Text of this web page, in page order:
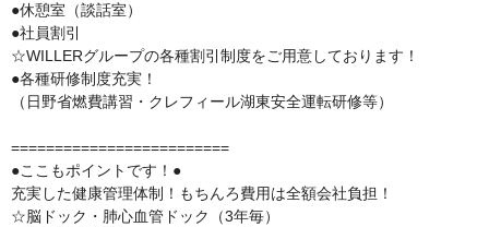
●休憩室（談話室）
●社員割引
☆WILLERグループの各種割引制度をご用意しております！
●各種研修制度充実！
（日野省燃費講習・クレフィール湖東安全運転研修等）
=========================
●ここもポイントです！●
充実した健康管理体制！もちんろ費用は全額会社負担！
☆脳ドック・肺心血管ドック（3年毎）